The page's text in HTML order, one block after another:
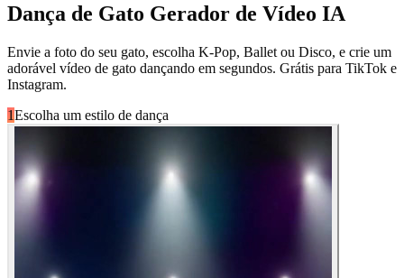
Dança de Gato Gerador de Vídeo IA
Envie a foto do seu gato, escolha K-Pop, Ballet ou Disco, e crie um
adorável vídeo de gato dançando em segundos. Grátis para TikTok e
Instagram.
1Escolha um estilo de dança